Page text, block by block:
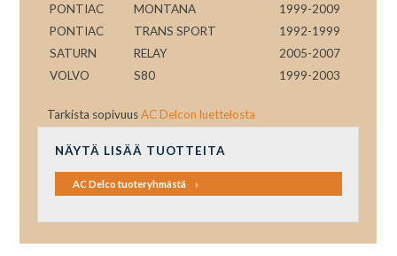
PONTIAC
MONTANA
1999-2009
PONTIAC
TRANS SPORT
1992-1999
SATURN
RELAY
2005-2007
VOLVO
S80 1999-2003
Tarkista sopivuusAC Delcon luettelosta
NÄYTÄ LISÄÄ TUOTTEITA
AC Delco tuoteryhmästä